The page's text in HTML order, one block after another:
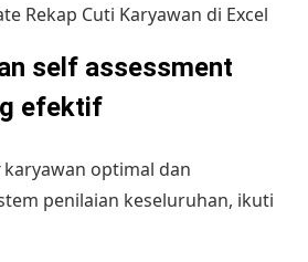
Rekap Cuti Karyawan di Excel
self assessment
efektif
karyawan optimal dan
penilaian keseluruhan, ikuti